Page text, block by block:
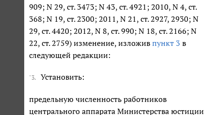
909; N 29, ст. 3473; N 43, ст. 4921; 2010, N 4, ст.
368; N 19, ст. 2300; 2011, N 21, ст. 2927, 2930; N
29, ст. 4420; 2012, N 8, ст. 990; N 18, ст. 2166; N
22, ст. 2759) изменение, изложив пункт 3 в
следующей редакции:
"3. Установить:
предельную численность работников
центрального аппарата Министерства юстиции